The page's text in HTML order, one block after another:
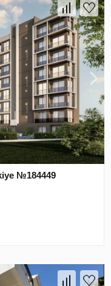
№184449